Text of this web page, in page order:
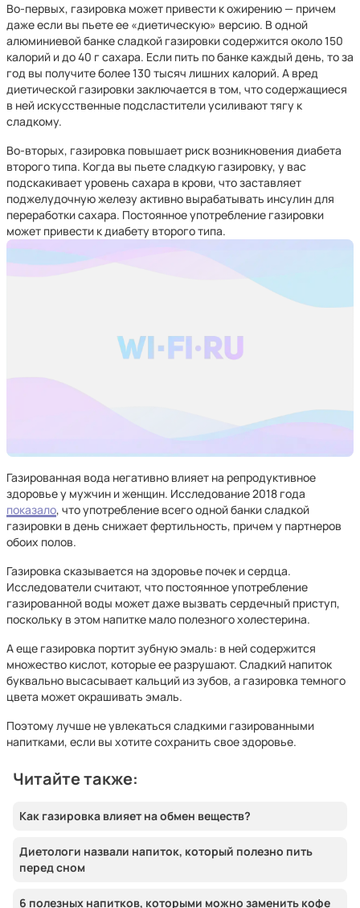
Во-первых, газировка может привести к ожирению — причем
даже если вы пьете ее «диетическую» версию. В одной
алюминиевой банке сладкой газировки содержится около 150
калорий и до 40 г сахара. Если пить по банке каждый день, то за
год вы получите более 130 тысяч лишних калорий. А вред
диетической газировки заключается в том, что содержащиеся
в ней искусственные подсластители усиливают тягу к
сладкому.
Во-вторых, газировка повышает риск возникновения диабета
второго типа. Когда вы пьете сладкую газировку, у вас
подскакивает уровень сахара в крови, что заставляет
поджелудочную железу активно вырабатывать инсулин для
переработки сахара. Постоянное употребление газировки
может привести к диабету второго типа.
Газированная вода негативно влияет на репродуктивное
здоровье у мужчин и женщин. Исследование 2018 года
показало, что употребление всего одной банки сладкой
газировки в день снижает фертильность, причем у партнеров
обоих полов.
Газировка сказывается на здоровье почек и сердца.
Исследователи считают, что постоянное употребление
газированной воды может даже вызвать сердечный приступ,
поскольку в этом напитке мало полезного холестерина.
А еще газировка портит зубную эмаль: в ней содержится
множество кислот, которые ее разрушают. Сладкий напиток
буквально высасывает кальций из зубов, а газировка темного
цвета может окрашивать эмаль.
Поэтому лучше не увлекаться сладкими газированными
напитками, если вы хотите сохранить свое здоровье.
Читайте также:
Как газировка влияет на обмен веществ?
Диетологи назвали напиток, который полезно пить
перед сном
6 полезных напитков, которыми можно заменить кофе